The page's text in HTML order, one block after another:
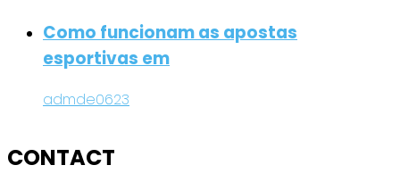
Como funcionam as apostas
esportivas em
admde0623
CONTACT